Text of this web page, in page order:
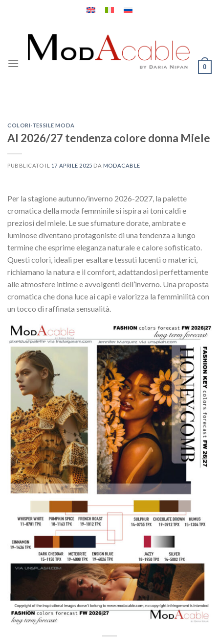
0
COLORI-TESSILE MODA
AI 2026/27 tendenza colore donna Miele
PUBBLICATO IL 17 APRILE 2025 DA MODACABLE
Per la stagione autunno/inverno 2026-2027, la palette
cromatica della moda femminile si ispira ai toni caldi e
preziosi del miele. Le sue sfumature dorate, ambrate e
luminose diventano protagoniste di una tendenza a lungo
termine che esprime eleganza naturale e calore sofisticato.
Questi colori, ideali per esaltare tessuti lucenti o materici,
richiamano la natura e il comfort, adattandosi perfettamente
alle atmosfere intime e avvolgenti dell’inverno. Una proposta
cromatica che dona luce ai capi e valorizza la femminilità con
un tocco di raffinata sensualità.